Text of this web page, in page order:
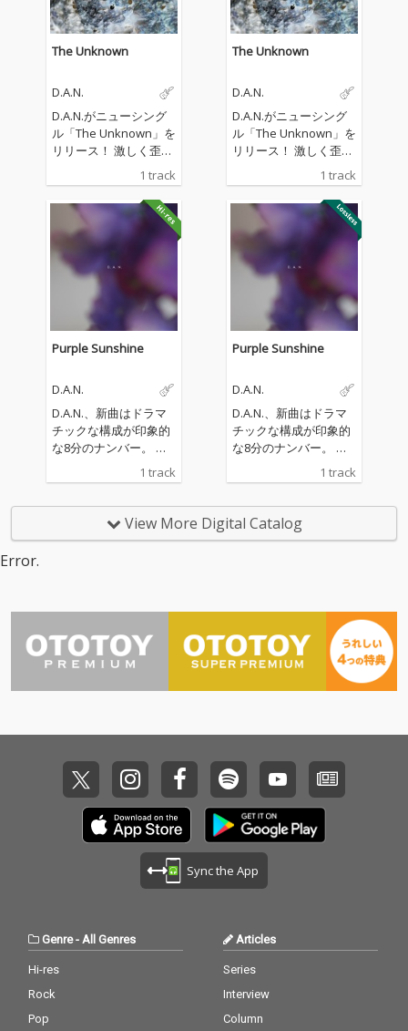
The Unknown
D.A.N.
D.A.N.がニューシング
ル「The Unknown」を
リリース！ 激しく歪ん
編を貫き、かつてなく
獰猛でフィジカルなア
プローチへと踏み込ん
だ“未知”の感覚。バン
ド史上最もアグレッシ
ブなサウンドで新たな
フェーズへと突入した
「The Unknown」。
1 track
The Unknown
D.A.N.
D.A.N.がニューシング
ル「The Unknown」を
リリース！ 激しく歪ん
だベースサウンドが全
編を貫き、かつてなく
獰猛でフィジカルなア
プローチへと踏み込ん
だ“未知”の感覚。バン
ド史上最もアグレッシ
ブなサウンドで新たな
フェーズへと突入した
「The Unknown」。
1 track
Purple Sunshine
D.A.N.
D.A.N.、新曲はドラマ
チックな構成が印象的
な8分のナンバー。 ミ
ックスは前作の「Dayd
reaming」同様、アデ
ディングによりグラミ
ー賞を受賞したエンジ
ニアのマット・コルト
ンが担当した。
1 track
Purple Sunshine
D.A.N.
D.A.N.、新曲はドラマ
チックな構成が印象的
な8分のナンバー。 ミ
ックスは前作の「Dayd
reaming」同様、アデ
ディングによりグラミ
ー賞を受賞したエンジ
ー受賞歴を持つエンジ
ニアのマット・コルト
ンが担当した。
1 track
View More Digital Catalog
Error.
Sync the App
Genre- All Genres
Hi-res
Rock
Pop
Articles
Series
Interview
Column